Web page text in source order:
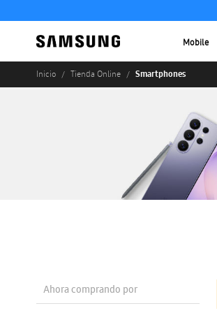
Mobile
Inicio Tienda Online Smartphones
Ahora comprando por